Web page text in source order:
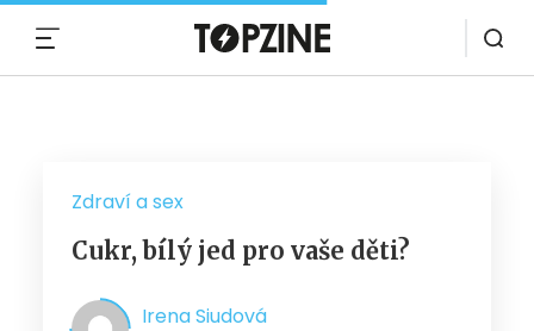
Zdraví a sex
Cukr, bílý jed pro vaše děti?
Irena Siudová